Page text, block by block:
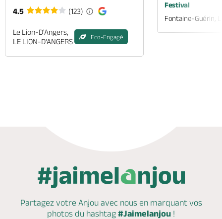
4.5
(123)
Le Lion-D'Angers,
LE LION-D'ANGERS
Eco-Engagé
Festival
Fontaine-Guérin,
Partagez votre Anjou avec nous en marquantvos
photos du hashtag #Jaimelanjou !